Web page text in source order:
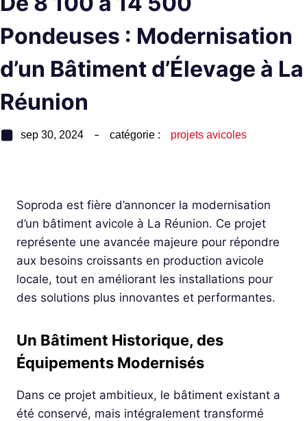
Pondeuses : Modernisation
d’un Bâtiment d’Élevage à La
Réunion
sep 30, 2024 catégorie : projets avicoles
Soproda est fière d’annoncer la modernisation
d’un bâtiment avicole à La Réunion. Ce projet
représente une avancée majeure pour répondre
aux besoins croissants en production avicole
locale, tout en améliorant les installations pour
des solutions plus innovantes et performantes.
Un Bâtiment Historique, des
Équipements Modernisés
Dans ce projet ambitieux, le bâtiment existant a
été conservé, mais intégralement transformé